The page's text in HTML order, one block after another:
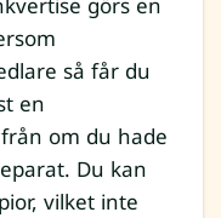
så får du
en
om du hade
Du kan
vilket inte